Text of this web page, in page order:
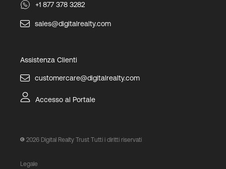
+1 877 378 3282
sales@digitalrealty.com
Assistenza Clienti
customercare@digitalrealty.com
Accesso al Portale
2026 Digital Realty Trust Tutti i diritti riservati
Legale